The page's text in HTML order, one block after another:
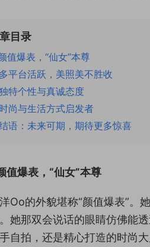
目录
值爆表，“仙女”本尊
多平台活跃，美照美不胜收
特个性与真诚态度
时尚与生活方式启发者
语：未来可期，期待更多惊喜
值爆表，“仙女”本尊
Oo的外貌堪称“颜值爆表”。
她那双会说话的眼睛仿佛能
自拍，还是精心打造的时尚